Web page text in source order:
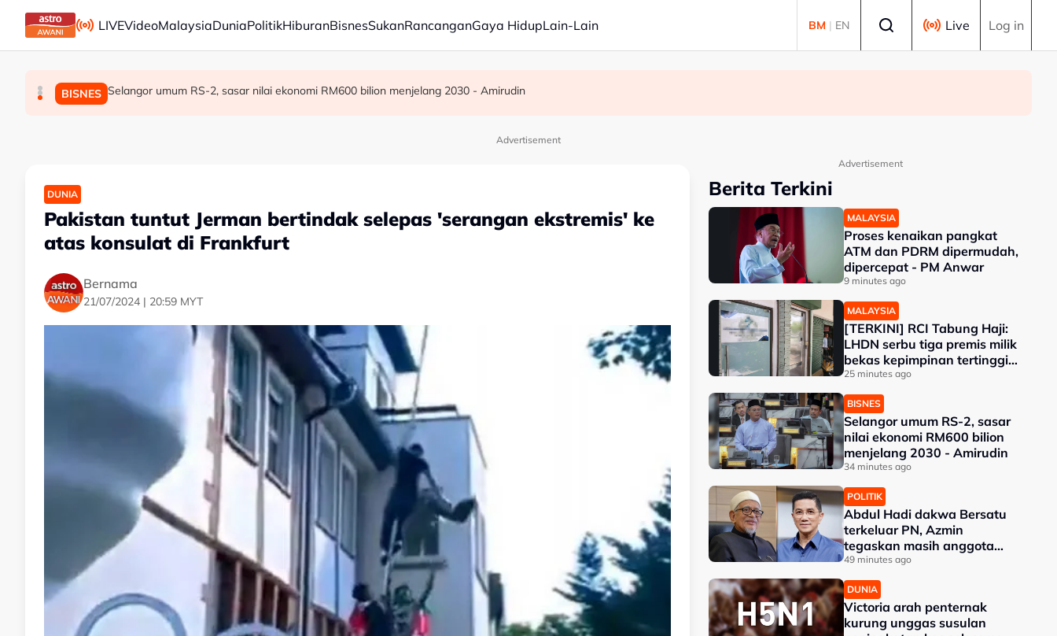
Skip to main content
LIVEVideoMalaysiaDuniaPolitikHiburanBisnesSukanRancanganGaya HidupLain-Lain BM | EN Live Log in
MALAYSIA Proses kenaikan pangkat ATM dan PDRM dipermudah, dipercepat - PM Anwar
MALAYSIA [TERKINI] RCI Tabung Haji: LHDN serbu tiga premis milik bekas kepimpinan tertinggi TH
BISNES Selangor umum RS-2, sasar nilai ekonomi RM600 bilion menjelang 2030 - Amirudin
Advertisement
DUNIA
Pakistan tuntut Jerman bertindak selepas 'serangan ekstremis' ke
atas konsulat di Frankfurt
Bernama
21/07/2024 | 20:59 MYT
Advertisement
Berita Terkini
MALAYSIA
Proses kenaikan pangkat
ATM dan PDRM dipermudah,
dipercepat - PM Anwar
9 minutes ago
MALAYSIA
[TERKINI] RCI Tabung Haji:
LHDN serbu tiga premis milik
bekas kepimpinan tertinggi
TH
25 minutes ago
BISNES
Selangor umum RS-2, sasar
nilai ekonomi RM600 bilion
menjelang 2030 - Amirudin
34 minutes ago
POLITIK
Abdul Hadi dakwa Bersatu
terkeluar PN, Azmin
tegaskan masih anggota
sah
49 minutes ago
DUNIA
Victoria arah penternak
kurung unggas susulan